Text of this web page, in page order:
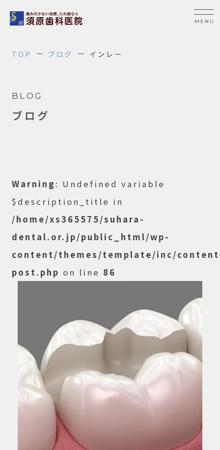
BLOG
ブログ
TOP ブログ インレー
Warning : Undefined variable
$description_title in
/home/xs365575/suhara-
dental.or.jp/public_html/wp-
content/themes/template/inc/
post.php on line 86